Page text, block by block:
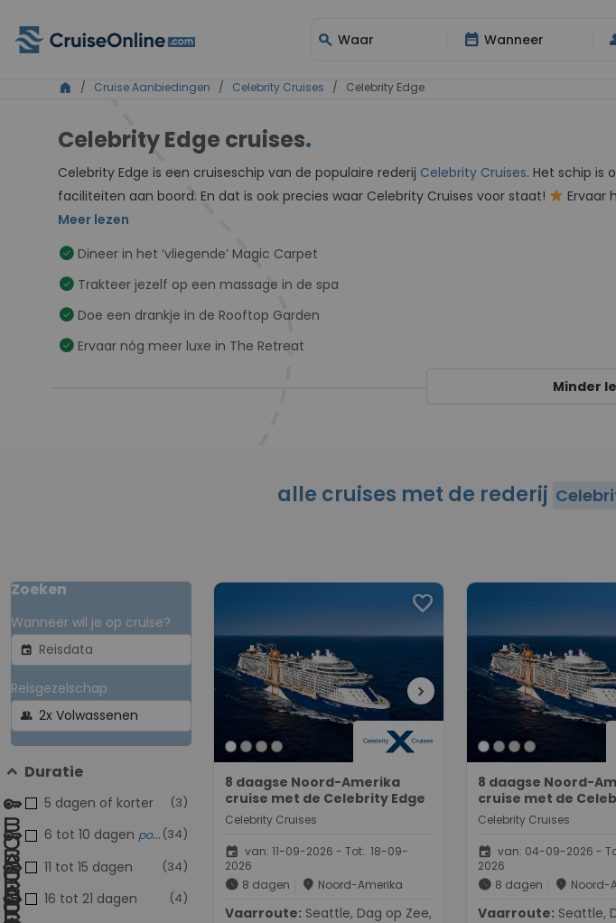
search Waar date_range Wanneer
home / Cruise Aanbiedingen / Celebrity Cruises / Celebrity Edge
Celebrity Edge cruises.
Celebrity Edge is een cruiseschip van de populaire rederij Celebrity Cruises. Het schip is
faciliteiten aan boord. En dat is ook precies waar Celebrity Cruises voor staat!
Ervaar
Meer lezen
check_circle Dineer in het ‘vliegende’ Magic Carpet
check_circle Trakteer jezelf op een massage in de spa
check_circle Doe een drankje in de Rooftop Garden
check_circle Ervaar nóg meer luxe in The Retreat
Minder
alle cruises met de rederij
Zoeken
Wanneer wil je op cruise?
event
Reisgezelschap
group
Duratie
(3)
5 dagen of korter
(34)
6 tot 10 dagen populair
(34)
11 tot 15 dagen
(4)
16 tot 21 dagen
favorite
chevron_right
8 daagse Noord-Amerika
cruise met de Celebrity Edge
Celebrity Cruises
event van: 11-09-2026 - Tot: 18-09-
2026
schedule 8 dagen place Noord-Amerika
Vaarroute:
8 daagse Noord-
cruise met de
Celebrity Cruises
event van: 04-09-2026 -
2026
schedule 8 dagen place Noord-
Vaarroute: